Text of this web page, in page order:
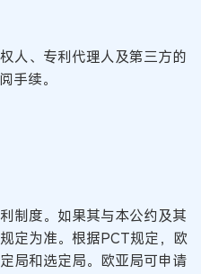
人、专利代理人及第三方的
手续。
制度。如果其与本公约及其
定为准。根据PCT规定，欧
局和选定局。欧亚局可申请